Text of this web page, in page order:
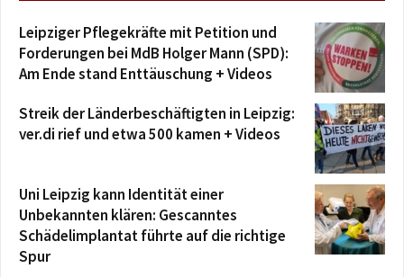
Leipziger Pflegekräfte mit Petition und
Forderungen bei MdB Holger Mann (SPD):
Am Ende stand Enttäuschung + Videos
Streik der Länderbeschäftigten in Leipzig:
ver.di rief und etwa 500 kamen + Videos
Uni Leipzig kann Identität einer
Unbekannten klären: Gescanntes
Schädelimplantat führte auf die richtige
Spur